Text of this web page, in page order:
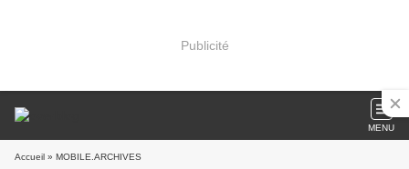
Publicité
MENU
Accueil » MOBILE.ARCHIVES